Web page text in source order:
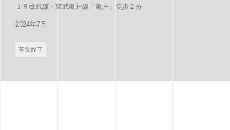
ＪＲ総武線・東武亀戸線「亀戸」徒歩２分
2024年7月
募集終了